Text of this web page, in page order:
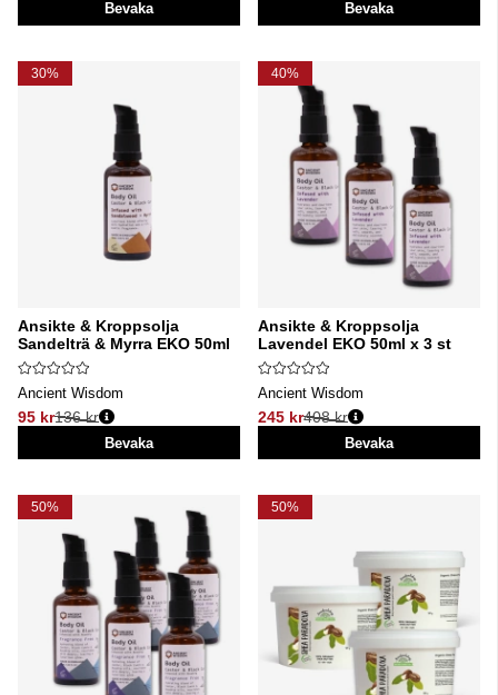
Bevaka Bevaka
30%
Ansikte & Kroppsolja
Sandelträ & Myrra EKO 50ml
Ancient Wisdom
95 kr
Ordinarie pris:
136 kr
Bevaka
40%
Ansikte & Kroppsolja
Lavendel EKO 50ml x 3 st
Ancient Wisdom
245 kr
Ordinarie pris:
408 kr
Bevaka
50% 50%